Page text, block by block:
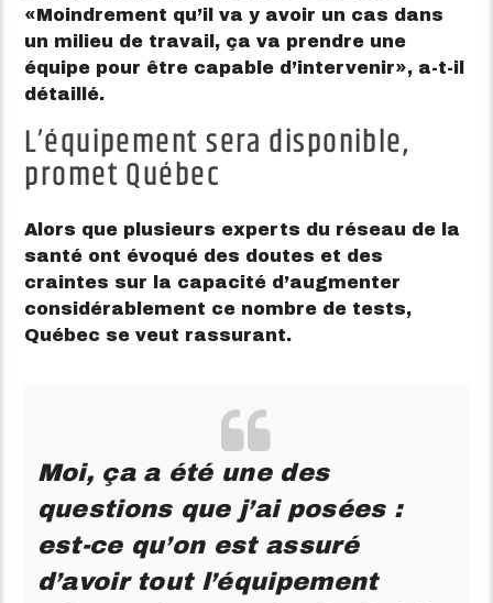
Moindrement qu’il va y avoir un cas dans
un milieu de travail, ça va prendre une
équipe pour être capable d’intervenir
, a-t-il
détaillé.
L’équipement sera disponible,
promet Québec
Alors que plusieurs experts du réseau de la
santé ont évoqué des doutes et des
craintes sur la capacité d’augmenter
considérablement ce nombre de tests,
Québec se veut rassurant.
Moi, ça a été une des
questions que j’ai posées :
est-ce qu’on est assuré
d’avoir tout l’équipement